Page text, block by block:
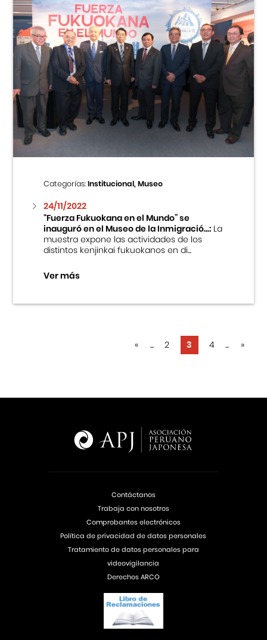
Categorías:Institucional, Museo
24/11/2022
“Fuerza Fukuokana en el Mundo” se
inauguró en el Museo de la Inmigració...:La
muestra expone las actividades de los
distintos kenjinkai fukuokanos en di...
Ver más
« ... 2 3 4 ... »
Contáctanos
Trabaja con nosotros
Comprobantes electrónicos
Política de privacidad de datos personales
Tratamiento de datos personales para
videovigilancia
Derechos ARCO